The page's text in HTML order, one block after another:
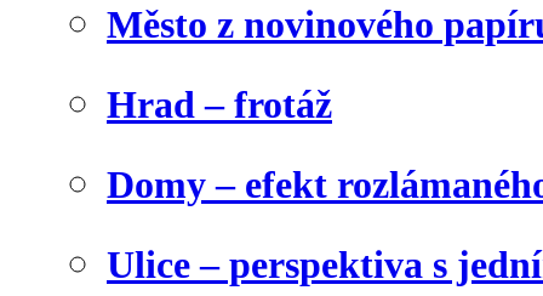
Město z novinového
Hrad – frotáž
Domy – efekt
Ulice – perspektiva s